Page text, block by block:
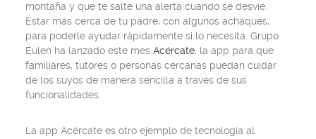
montaña y que te salte una alerta cuando se desvíe.
Estar más cerca de tu padre, con algunos achaques,
para poderle ayudar rápidamente si lo necesita. Grupo
Eulen ha lanzado este mes Acércate, la app para que
familiares, tutores o personas cercanas puedan cuidar
de los suyos de manera sencilla a través de sus
funcionalidades.
La app Acércate es otro ejemplo de tecnología al